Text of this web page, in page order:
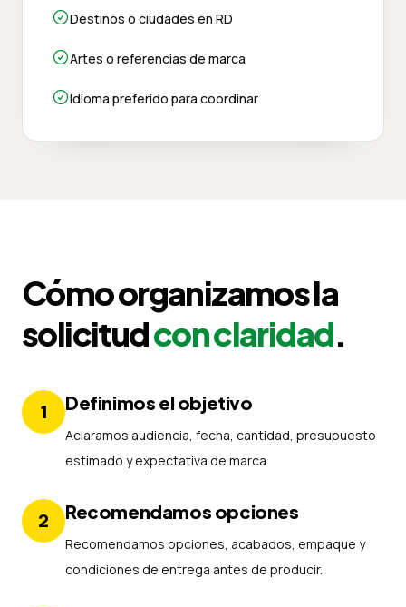
Destinos o ciudades en RD
Artes o referencias de marca
Idioma preferido para coordinar
Cómo organizamos la
solicitudcon claridad.
1 Definimos el objetivo
Aclaramos audiencia, fecha, cantidad, presupuesto
estimado y expectativa de marca.
2 Recomendamos opciones
Recomendamos opciones, acabados, empaque y
condiciones de entrega antes de producir.